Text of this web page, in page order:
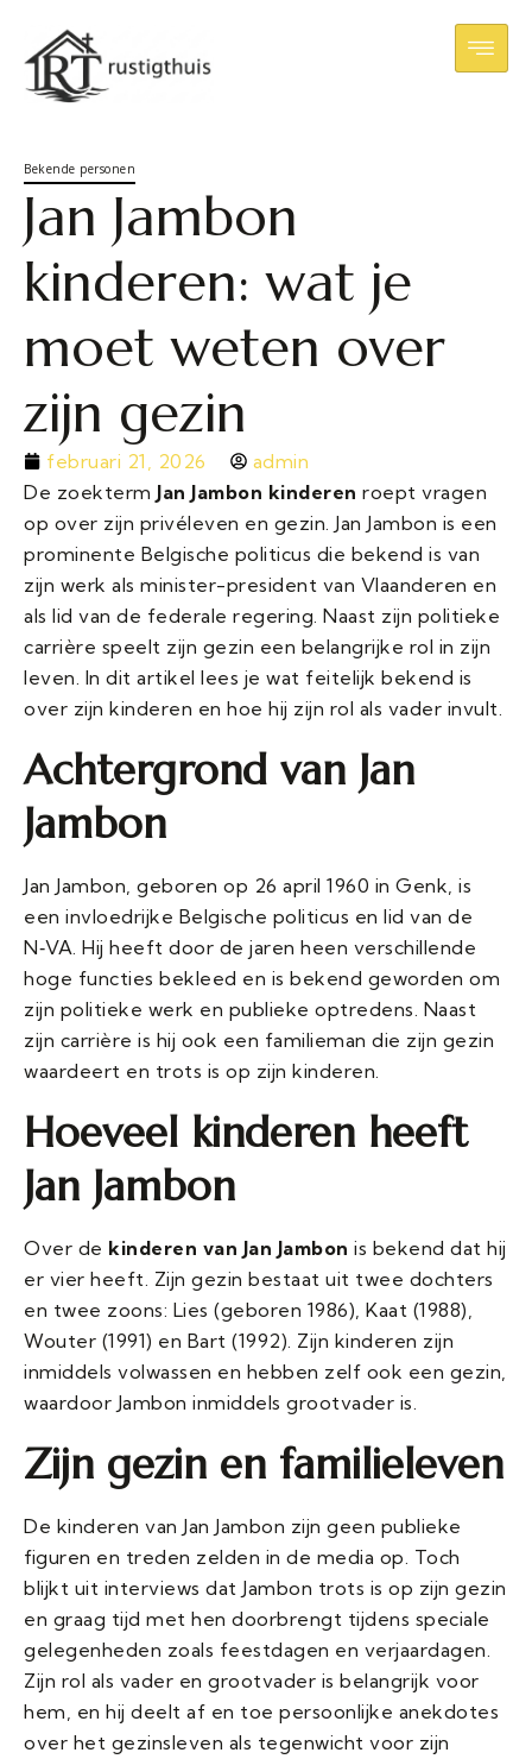
Bekende personen
Jan Jambon
kinderen: wat je
moet weten over
zijn gezin
februari 21, 2026
admin
De zoekterm Jan Jambon kinderen roept vragen
op over zijn privéleven en gezin. Jan Jambon is een
prominente Belgische politicus die bekend is van
zijn werk als minister-president van Vlaanderen en
als lid van de federale regering. Naast zijn politieke
carrière speelt zijn gezin een belangrijke rol in zijn
leven. In dit artikel lees je wat feitelijk bekend is
over zijn kinderen en hoe hij zijn rol als vader invult.
Achtergrond van Jan
Jambon
Jan Jambon, geboren op 26 april 1960 in Genk, is
een invloedrijke Belgische politicus en lid van de
N‑VA. Hij heeft door de jaren heen verschillende
hoge functies bekleed en is bekend geworden om
zijn politieke werk en publieke optredens. Naast
zijn carrière is hij ook een familieman die zijn gezin
waardeert en trots is op zijn kinderen.
Hoeveel kinderen heeft
Jan Jambon
Over de kinderen van Jan Jambon is bekend dat hij
er vier heeft. Zijn gezin bestaat uit twee dochters
en twee zoons: Lies (geboren 1986), Kaat (1988),
Wouter (1991) en Bart (1992). Zijn kinderen zijn
inmiddels volwassen en hebben zelf ook een gezin,
waardoor Jambon inmiddels grootvader is.
Zijn gezin en familieleven
De kinderen van Jan Jambon zijn geen publieke
figuren en treden zelden in de media op. Toch
blijkt uit interviews dat Jambon trots is op zijn gezin
en graag tijd met hen doorbrengt tijdens speciale
gelegenheden zoals feestdagen en verjaardagen.
Zijn rol als vader en grootvader is belangrijk voor
hem, en hij deelt af en toe persoonlijke anekdotes
over het gezinsleven als tegenwicht voor zijn